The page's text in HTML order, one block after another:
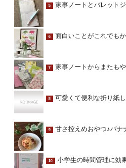
5 家事ノートとバレット
6 面白いことがこれでも
7 家事ノートからまたも
8 可愛くて便利な折り紙
9 甘さ控えめおやつ♪バナ
10 小学生の時間管理に効